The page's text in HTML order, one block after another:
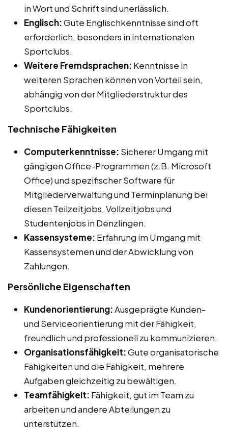
in Wort und Schrift sind unerlässlich.
Englisch:Gute Englischkenntnisse sind oft
erforderlich, besonders in internationalen
Sportclubs.
Weitere Fremdsprachen: Kenntnisse in
weiteren Sprachen können von Vorteil sein,
abhängig von der Mitgliederstruktur des
Sportclubs.
Technische Fähigkeiten
Computerkenntnisse: Sicherer Umgang mit
gängigen Office-Programmen (z.B. Microsoft
Office) und spezifischer Software für
Mitgliederverwaltung und Terminplanung bei
diesen Teilzeitjobs, Vollzeitjobs und
Studentenjobs in Denzlingen.
Kassensysteme: Erfahrung im Umgang mit
Kassensystemen und der Abwicklung von
Zahlungen.
Persönliche Eigenschaften
Kundenorientierung:Ausgeprägte Kunden-
und Serviceorientierung mit der Fähigkeit,
freundlich und professionell zu kommunizieren.
Organisationsfähigkeit:Gute organisatorische
Fähigkeiten und die Fähigkeit, mehrere
Aufgaben gleichzeitig zu bewältigen.
Teamfähigkeit: Fähigkeit, gut im Team zu
arbeiten und andere Abteilungen zu
unterstützen.